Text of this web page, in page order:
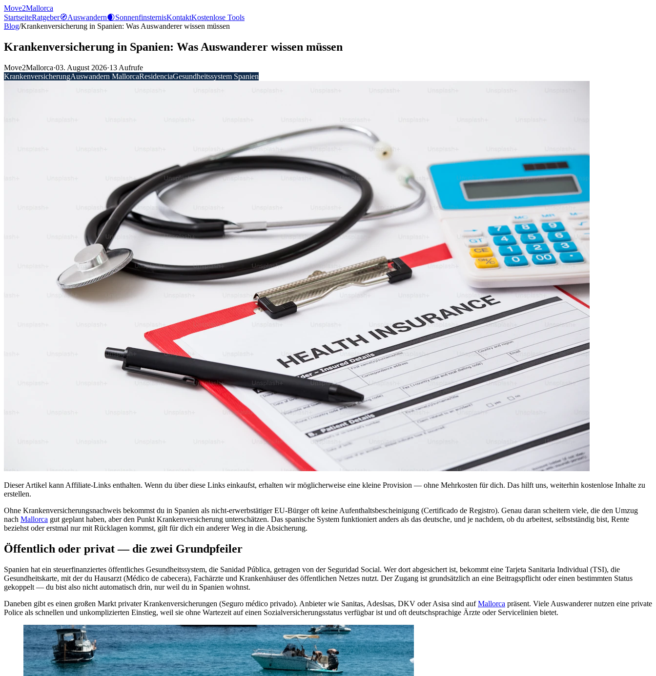
Move2Mallorca
StartseiteRatgeber🧭Auswandern🌒SonnenfinsternisKontaktKostenlose Tools
Blog/Krankenversicherung in Spanien: Was Auswanderer wissen müssen
Krankenversicherung in Spanien: Was Auswanderer wissen müssen
Move2Mallorca·03. August 2026·13 Aufrufe
KrankenversicherungAuswandern MallorcaResidenciaGesundheitssystem Spanien
Dieser Artikel kann Affiliate-Links enthalten. Wenn du über diese Links einkaufst, erhalten wir möglicherweise eine kleine Provision — ohne Mehrkosten für dich. Das hilft uns, weiterhin kostenlose Inhalte zu
erstellen.
Ohne Krankenversicherungsnachweis bekommst du in Spanien als nicht-erwerbstätiger EU-Bürger oft keine Aufenthaltsbescheinigung (Certificado de Registro). Genau daran scheitern viele, die den Umzug
nach Mallorca gut geplant haben, aber den Punkt Krankenversicherung unterschätzen. Das spanische System funktioniert anders als das deutsche, und je nachdem, ob du arbeitest, selbstständig bist, Rente
beziehst oder erstmal nur mit Rücklagen kommst, gilt für dich ein anderer Weg in die Absicherung.
Öffentlich oder privat — die zwei Grundpfeiler
Spanien hat ein steuerfinanziertes öffentliches Gesundheitssystem, die Sanidad Pública, getragen von der Seguridad Social. Wer dort abgesichert ist, bekommt eine Tarjeta Sanitaria Individual (TSI), die
Gesundheitskarte, mit der du Hausarzt (Médico de cabecera), Fachärzte und Krankenhäuser des öffentlichen Netzes nutzt. Der Zugang ist grundsätzlich an eine Beitragspflicht oder einen bestimmten Status
gekoppelt — du bist also nicht automatisch drin, nur weil du in Spanien wohnst.
Daneben gibt es einen großen Markt privater Krankenversicherungen (Seguro médico privado). Anbieter wie Sanitas, Adeslsas, DKV oder Asisa sind aufMallorca präsent. Viele Auswanderer nutzen eine private
Police als schnellen und unkomplizierten Einstieg, weil sie ohne Wartezeit auf einen Sozialversicherungsstatus verfügbar ist und oft deutschsprachige Ärzte oder Servicelinien bietet.